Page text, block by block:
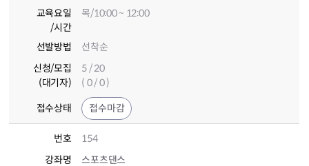
교육요일
/시간
목/10:00 ~ 12:00
선발방법
선착순
신청/모집
(대기자)
5 / 20
( 0 / 0 )
접수상태 접수마감
번호
154
강좌명
스포츠댄스